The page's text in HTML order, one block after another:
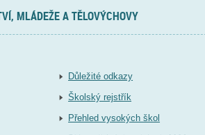
MLÁDEŽE A TĚLOVÝCHOVY
Důležité odkazy
Školský rejstřík
Přehled vysokých škol